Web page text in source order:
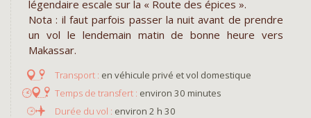
légendaire escale sur la « Route des épices ».
Nota : il faut parfois passer la nuit avant de prendre
un vol le lendemain matin de bonne heure vers
Makassar.
en véhicule privé et vol domestique
environ 30 minutes
environ 2 h 30